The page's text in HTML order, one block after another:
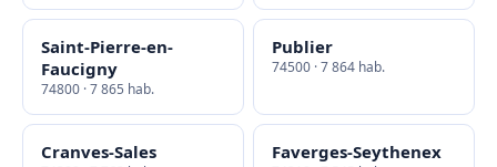
Saint-Pierre-en-
Faucigny
74800 · 7 865 hab.
Publier
74500 · 7 864 hab.
Cranves-Sales Faverges-Seythenex